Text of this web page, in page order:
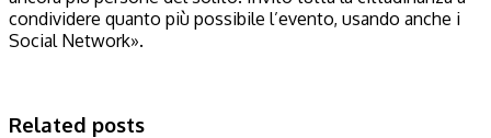
condividere quanto più possibile l’evento, usando anche i
Social Network».
Related posts